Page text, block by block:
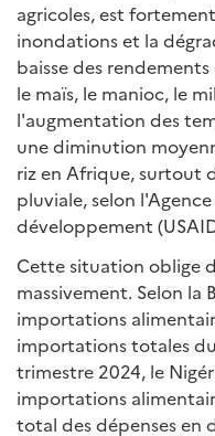
agricoles, est
inondations et la
baisse des
le maïs, le manioc, le
l'augmentation des
une diminution
riz en Afrique, surtout
pluviale, selon
développement
Cette situation oblige
massivement. Selon la
importations
importations totales
trimestre 2024, le
importations
total des dépenses en